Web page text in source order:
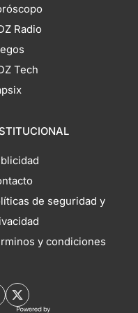
Radio
Tech
de seguridad y
y condiciones